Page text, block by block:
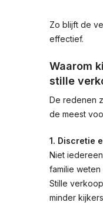
Zo blijft de
effectief.
Waarom
stille
De redenen
de meest
1. Discretie
Niet
familie
Stille
minder